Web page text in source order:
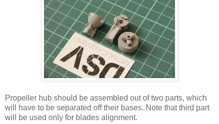
Propeller hub should be assembled out of two parts, which
will have to be separated off their bases. Note that third part
will be used only for blades alignment.